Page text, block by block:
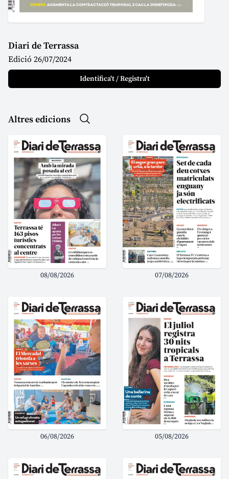
Diari de Terrassa
Edició 26/07/2024
Identifica't / Registra't
Altres edicions
08/08/2026 07/08/2026
06/08/2026 05/08/2026